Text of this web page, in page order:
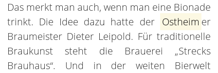
Das merkt man auch, wenn man eine Bionade
trinkt. Die Idee dazu hatte der Ostheim er
Braumeister Dieter Leipold. Für traditionelle
Braukunst steht die Brauerei „Strecks
Brauhaus“. Und in der weiten Bierwelt